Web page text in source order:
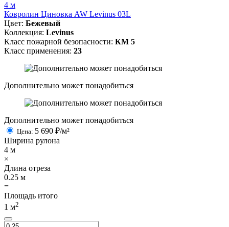
4 м
Ковролин Циновка AW Levinus 03L
Цвет: Бежевый
Коллекция: Levinus
Класс пожарной безопасности: КМ 5
Класс применения: 23
Дополнительно может понадобиться
Дополнительно может понадобиться
Цена: 5 690 ₽/м²
Ширина рулона
4 м
×
Длина отреза
0.25 м
=
Площадь итого
1 м2